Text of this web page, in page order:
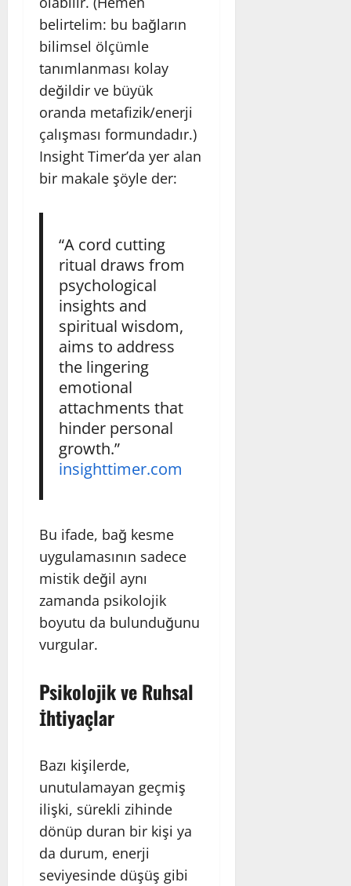
belirtelim: bu bağların
bilimsel ölçümle
tanımlanması kolay
değildir ve büyük
oranda metafizik/enerji
çalışması formundadır.)
Insight Timer’da yer alan
bir makale şöyle der:
“A cord cutting
ritual draws from
psychological
insights and
spiritual wisdom,
aims to address
the lingering
emotional
attachments that
hinder personal
growth.”
insighttimer.com
Bu ifade, bağ kesme
uygulamasının sadece
mistik değil aynı
zamanda psikolojik
boyutu da bulunduğunu
vurgular.
Psikolojik ve Ruhsal
İhtiyaçlar
Bazı kişilerde,
unutulamayan geçmiş
ilişki, sürekli zihinde
dönüp duran bir kişi ya
da durum, enerji
seviyesinde düşüş gibi